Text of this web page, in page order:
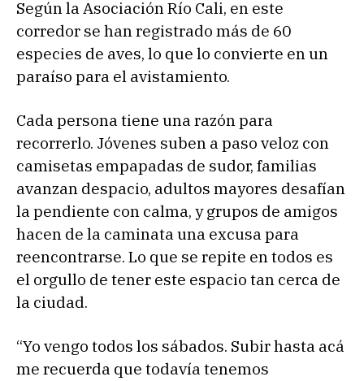
Según la Asociación Río Cali, en este
corredor se han registrado más de 60
especies de aves, lo que lo convierte en un
paraíso para el avistamiento.
Cada persona tiene una razón para
recorrerlo. Jóvenes suben a paso veloz con
camisetas empapadas de sudor, familias
avanzan despacio, adultos mayores desafían
la pendiente con calma, y grupos de amigos
hacen de la caminata una excusa para
reencontrarse. Lo que se repite en todos es
el orgullo de tener este espacio tan cerca de
la ciudad.
“Yo vengo todos los sábados. Subir hasta acá
me recuerda que todavía tenemos